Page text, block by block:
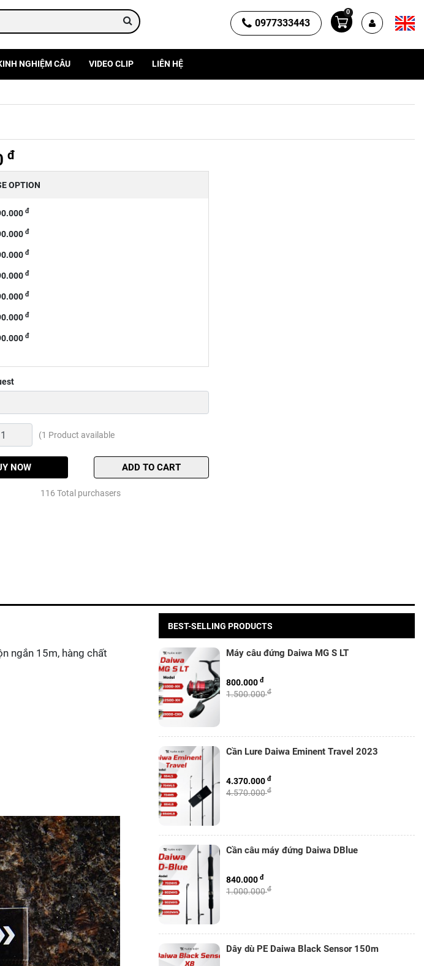
0977333443
0
NGHIỆM CÂU VIDEO CLIP LIÊN HỆ
đ
OPTION
đ
đ
đ
đ
đ
đ
đ
(1 Product available
NOW ADD TO CART
116 Total purchasers
ngắn 15m, hàng chất
BEST-SELLING PRODUCTS
Máy câu đứng Daiwa MG S LT
1.500.000đ
800.000 đ
Cần Lure Daiwa Eminent Travel 2023
4.570.000đ
4.370.000 đ
Cần câu máy đứng Daiwa DBlue
1.000.000đ
840.000 đ
Dây dù PE Daiwa Black Sensor 150m